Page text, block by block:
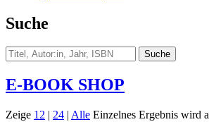
Suche
E-BOOK SHOP
Zeige 12 | 24 | Alle Einzelnes Ergebnis wird